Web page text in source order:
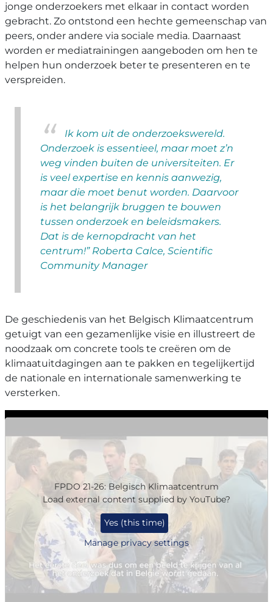
jonge onderzoekers met elkaar in contact worden
gebracht. Zo ontstond een hechte gemeenschap van
peers, onder andere via sociale media. Daarnaast
worden er mediatrainingen aangeboden om hen te
helpen hun onderzoek beter te presenteren en te
verspreiden.
Ik kom uit de onderzoekswereld.
Onderzoek is essentieel, maar moet z’n
weg vinden buiten de universiteiten. Er
is veel expertise en kennis aanwezig,
maar die moet benut worden. Daarvoor
is het belangrijk bruggen te bouwen
tussen onderzoek en beleidsmakers.
Dat is de kernopdracht van het
centrum!” Roberta Calce, Scientific
Community Manager
De geschiedenis van het Belgisch Klimaatcentrum
getuigt van een gezamenlijke visie en illustreert de
noodzaak om concrete tools te creëren om de
klimaatuitdagingen aan te pakken en tegelijkertijd
de nationale en internationale samenwerking te
versterken.
FPDO 21-26: Belgisch Klimaatcentrum
Load external content supplied by YouTube?
Yes (this time)
Manage privacy settings